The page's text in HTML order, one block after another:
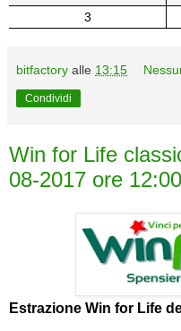
3
bitfactory alle 13:15
Condividi
Win for Life
08-2017 ore 12:00
Estrazione Win for Life